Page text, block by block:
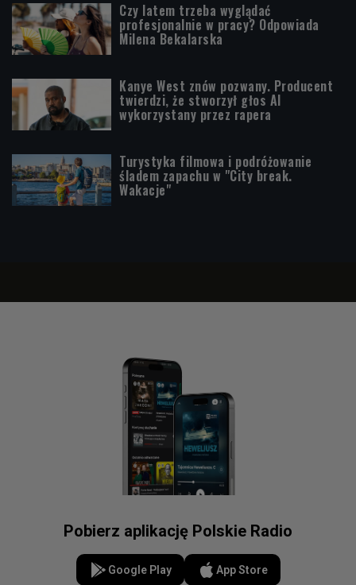
Czy latem trzeba wyglądać
profesjonalnie w pracy? Odpowiada
Milena Bekalarska
Kanye West znów pozwany. Producent
twierdzi, że stworzył głos AI
wykorzystany przez rapera
Turystyka filmowa i podróżowanie
śladem zapachu w "City break.
Wakacje"
Pobierz aplikację Polskie Radio
Google Play App Store